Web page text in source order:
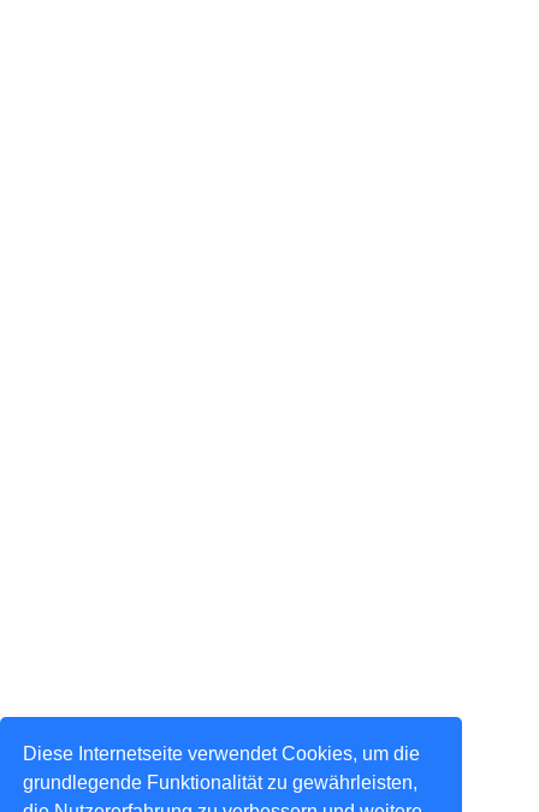
Diese Internetseite verwendet Cookies, um die
grundlegende Funktionalität zu gewährleisten,